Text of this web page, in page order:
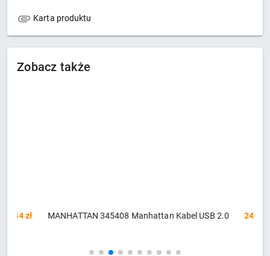
Karta produktu
Zobacz także
MANHATTAN 345408 Manhattan Kabel USB 2.0 24,53 zł